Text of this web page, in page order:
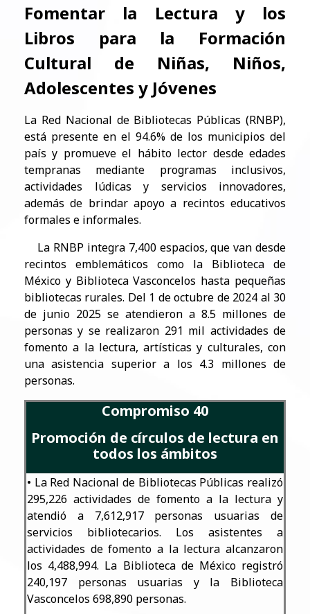
Fomentar la Lectura y los
Libros para la Formación
Cultural de Niñas, Niños,
Adolescentes y Jóvenes
La Red Nacional de Bibliotecas Públicas (RNBP),
está presente en el 94.6% de los municipios del
país y promueve el hábito lector desde edades
tempranas mediante programas inclusivos,
actividades lúdicas y servicios innovadores,
además de brindar apoyo a recintos educativos
formales e informales.
La RNBP integra 7,400 espacios, que van desde
recintos emblemáticos como la Biblioteca de
México y Biblioteca Vasconcelos hasta pequeñas
bibliotecas rurales. Del 1 de octubre de 2024 al 30
de junio 2025 se atendieron a 8.5 millones de
personas y se realizaron 291 mil actividades de
fomento a la lectura, artísticas y culturales, con
una asistencia superior a los 4.3 millones de
personas.
Compromiso 40
Promoción de círculos de lectura en
todos los ámbitos
• La Red Nacional de Bibliotecas Públicas realizó
295,226 actividades de fomento a la lectura y
atendió a 7,612,917 personas usuarias de
servicios bibliotecarios. Los asistentes a
actividades de fomento a la lectura alcanzaron
los 4,488,994. La Biblioteca de México registró
240,197 personas usuarias y la Biblioteca
Vasconcelos 698,890 personas.